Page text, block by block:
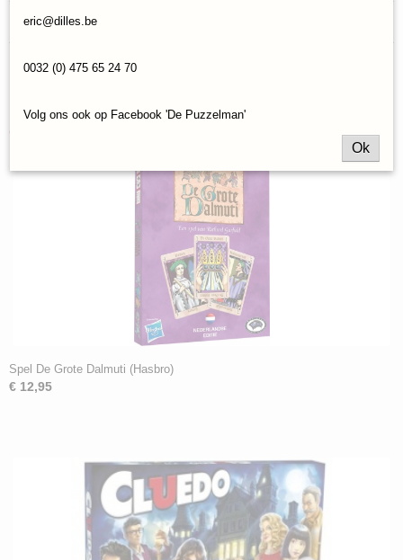
Reacties
Spel De Grote Dalmuti (Hasbro)
€ 12,95
eric@dilles.be
0032 (0) 475 65 24 70
Volg ons ook op Facebook 'De Puzzelman'
Ok